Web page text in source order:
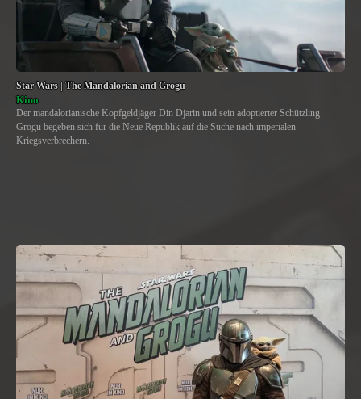
Star Wars | The Mandalorian and Grogu
Kino
Der mandalorianische Kopfgeldjäger Din Djarin und sein adoptierter Schützling
Grogu begeben sich für die Neue Republik auf die Suche nach imperialen
Kriegsverbrechern.